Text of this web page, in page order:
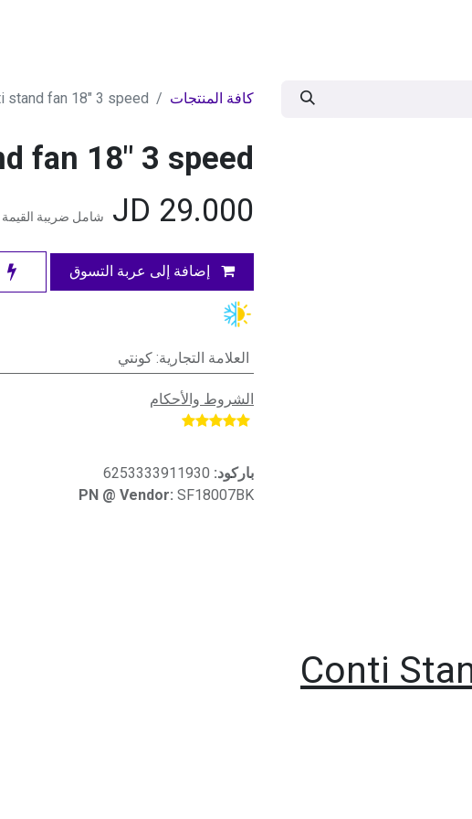
كافة المنتجات stand fan 18" 3 speed
fan 18" 3 speed
29.000
شامل ضريبة القيمة
إضافة إلى عربة التسوق
العلامة التجارية: كونتي
الشروط والأحكام
باركود: 6253333911930
PN @ Vendor: SF18007BK
Conti